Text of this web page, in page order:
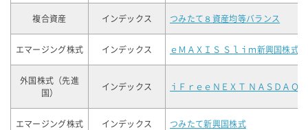
複合資産 インデックス つみたて８資産均等バランス
エマージング株式 インデックス ｅＭＡＸＩＳ Ｓｌｉｍ新興国株式
外国株式（先進
国）
インデックス ｉＦｒｅｅＮＥＸＴ ＮＡＳＤＡＱ
エマージング株式 インデックス つみたて新興国株式